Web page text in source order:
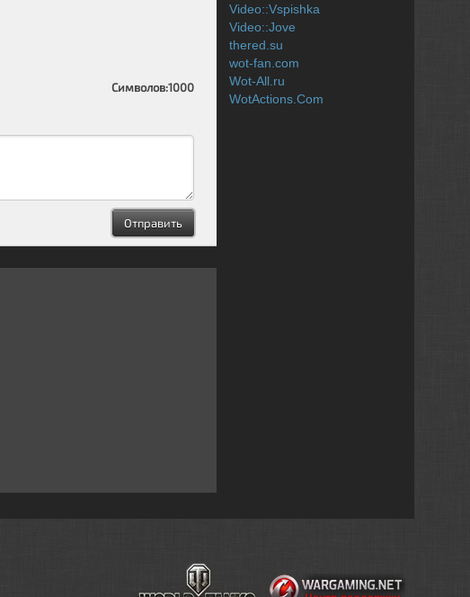
Символов:1000
Video::Vspishka
Video::Jove
thered.su
wot-fan.com
Wot-All.ru
WotActions.Com